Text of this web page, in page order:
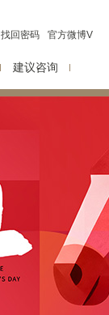
找回密码 官方微博V
建议咨询